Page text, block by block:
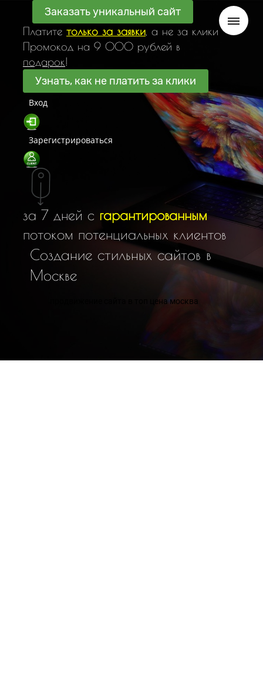
Заказать уникальный сайт
Платите только за заявки , а не за клики
Промокод на 9 000 рублей в
подарок!
Узнать, как не платить за клики
Вход
Зарегистрироваться
за 7 дней с гарантированным
потоком потенциальных клиентов
Создание стильных сайтов в
Москве
продвижение сайта в топ цена москва